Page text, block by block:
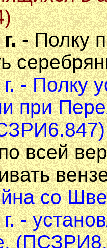
- Полку
- Полку
при
всей
со
-